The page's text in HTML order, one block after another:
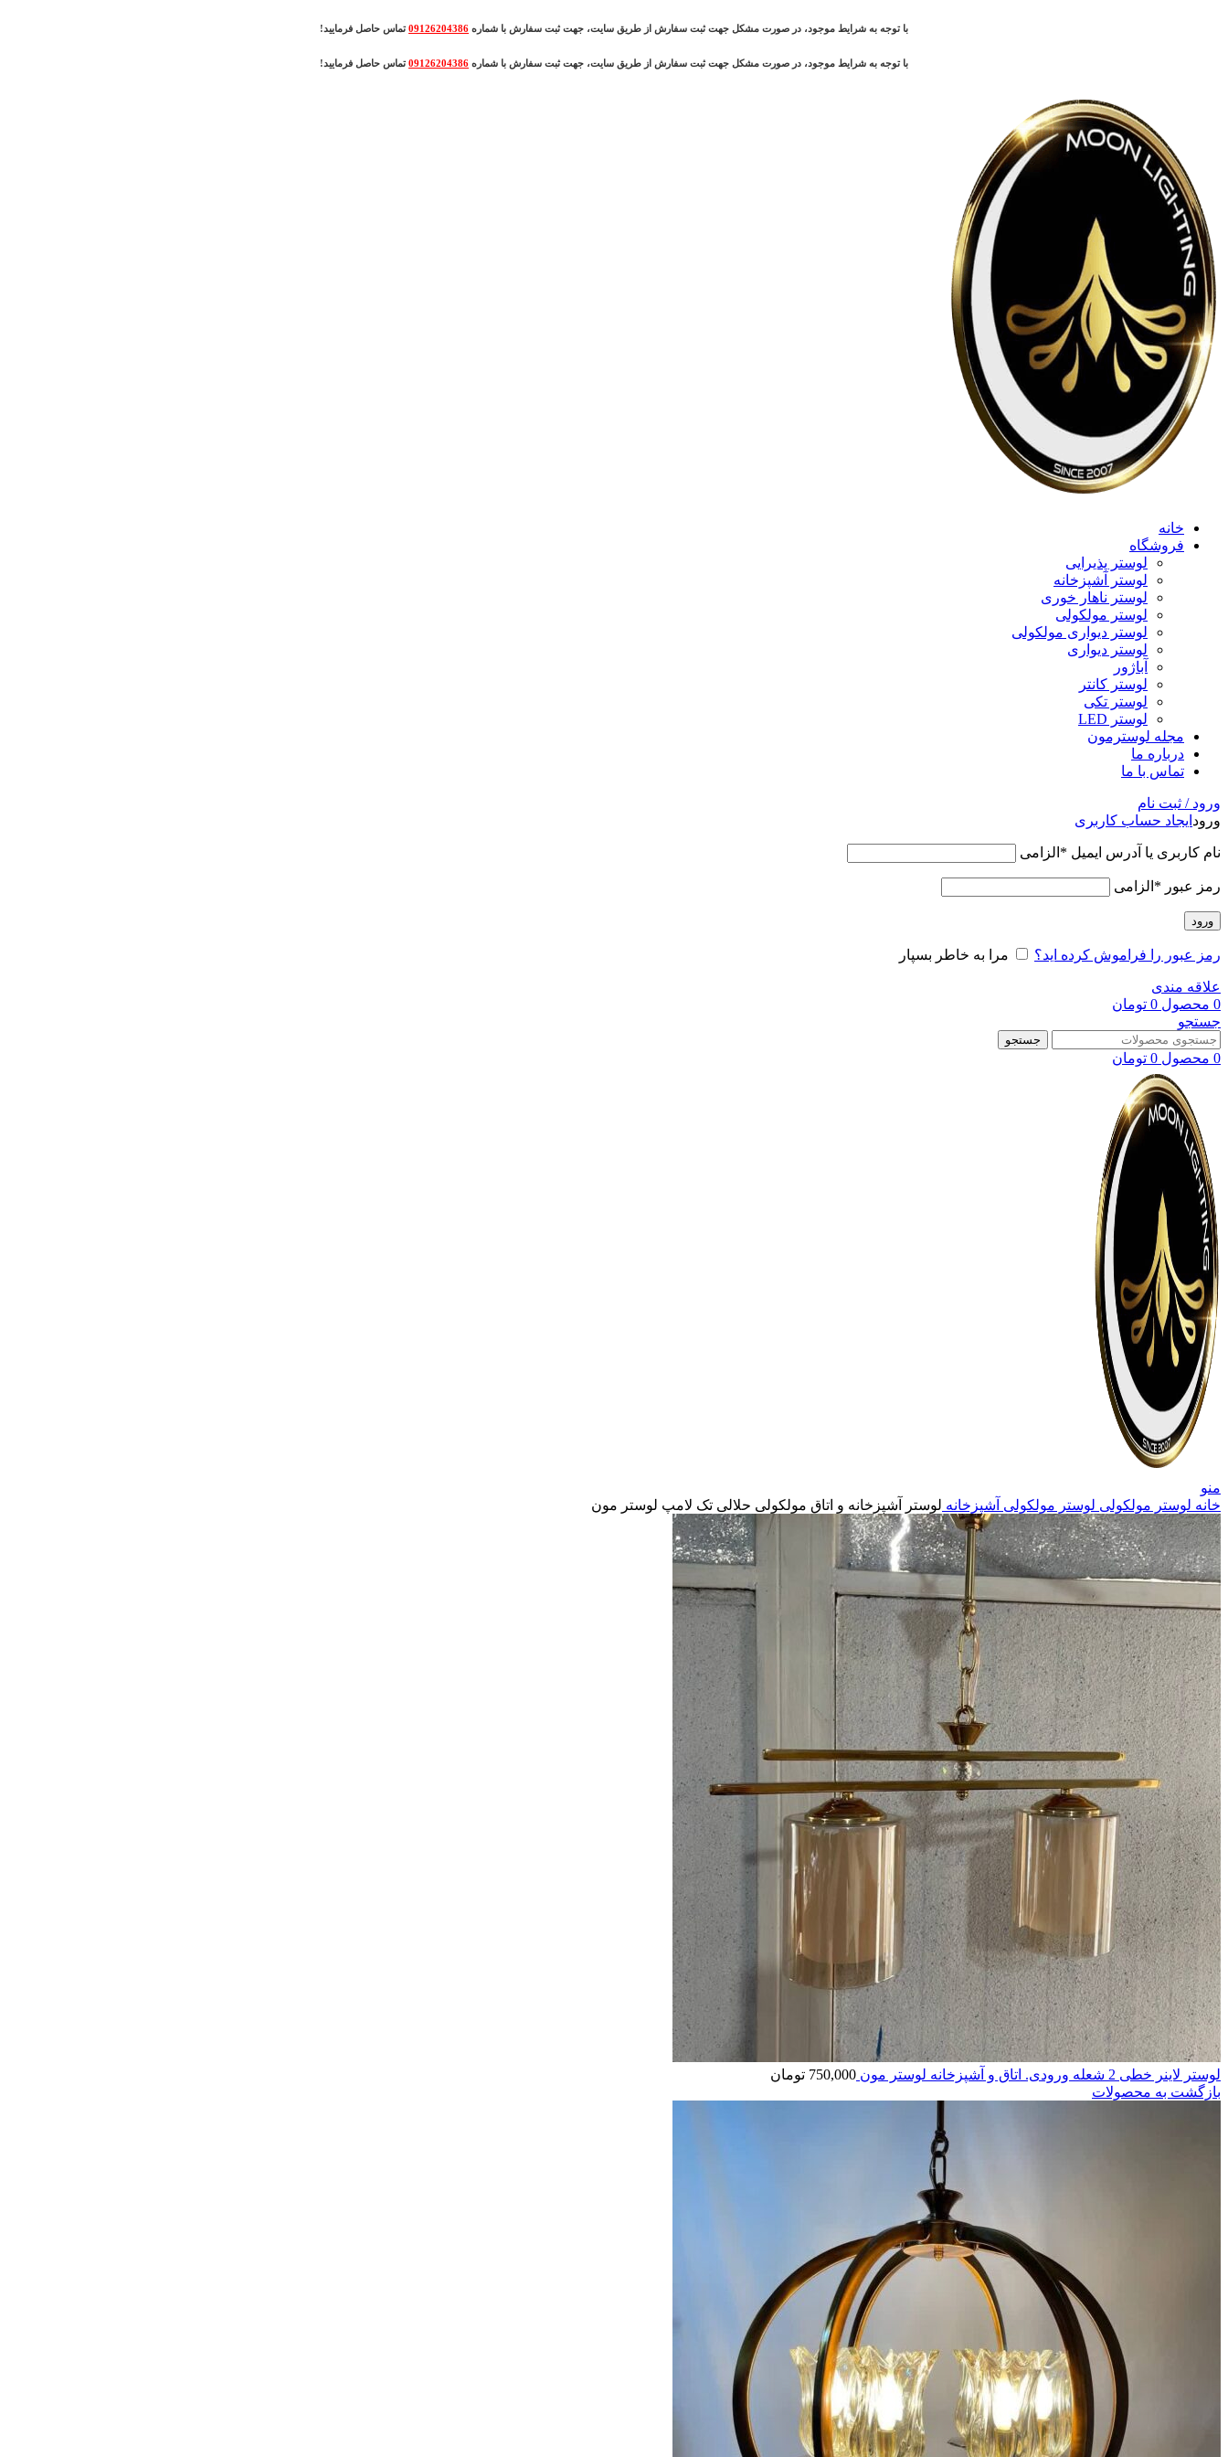
با توجه به شرایط موجود، در صورت مشکل جهت ثبت سفارش از طریق سایت، جهت ثبت سفارش با شماره 09126204386 تماس حاصل فرمایید!
با توجه به شرایط موجود، در صورت مشکل جهت ثبت سفارش از طریق سایت، جهت ثبت سفارش با شماره 09126204386 تماس حاصل فرمایید!
خانه
فروشگاه
لوستر پذیرایی
لوستر آشپزخانه
لوستر ناهار خوری
لوستر مولکولی
لوستر دیواری مولکولی
لوستر دیواری
آباژور
لوستر کانتر
لوستر تکی
لوستر LED
مجله لوسترمون
درباره ما
تماس با ما
ورود / ثبت نام
ورود ایجاد حساب کاربری
نام کاربری یا آدرس ایمیل * الزامی
رمز عبور * الزامی
ورود
رمز عبور را فراموش کرده اید؟ مرا به خاطر بسپار
علاقه مندی
0 محصول 0 تومان
جستجو
جستجو
0 محصول 0 تومان
منو
خانه لوستر مولکولی لوستر مولکولی آشپزخانه لوستر آشپزخانه و اتاق مولکولی حلالی تک لامپ لوستر مون
لوستر لاینر خطی 2 شعله ورودی. اتاق و آشپزخانه لوستر مون 750,000 تومان
بازگشت به محصولات